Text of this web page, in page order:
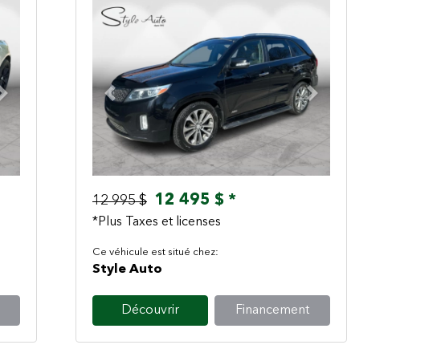
Next Previous Next
12 995 $ 12 495 $ *
*Plus Taxes et licenses
Ce véhicule est situé chez:
Style Auto
Découvrir Financement